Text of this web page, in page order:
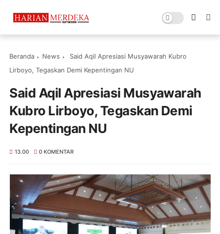
Beranda News
Said Aqil Apresiasi Musyawarah Kubro
Lirboyo, Tegaskan Demi Kepentingan NU
Said Aqil Apresiasi Musyawarah
Kubro Lirboyo, Tegaskan Demi
Kepentingan NU
13.00 0 KOMENTAR